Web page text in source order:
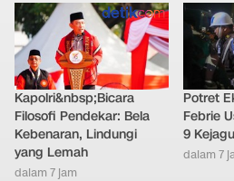
Kapolri&nbsp;Bicara
Filosofi Pendekar: Bela
Kebenaran, Lindungi
yang Lemah
dalam 7 jam
Potret
Febrie
9
dalam 7